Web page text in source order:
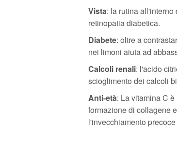
Vista: la rutina
retinopatia diabetica.
Diabete: oltre a
nei limoni aiuta ad
Calcoli renali: l'acido
scioglimento dei calcoli
Anti-età: La vitamina C
formazione di collagene
l'invecchiamento